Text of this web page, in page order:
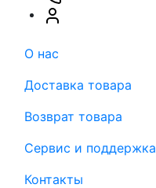
О нас
Доставка товара
Возврат товара
Сервис и поддержка
Контакты